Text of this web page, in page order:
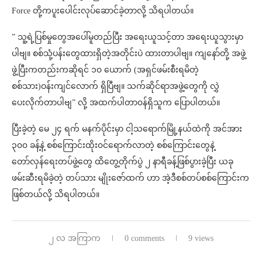
Force တို့ကပူးပေါင်းလုပ်ဆောင်ခဲ့တာလို့ သိရပါတယ်။
” သူ့ရဲ့ပြစ်မှုတွေအပေါ်မူတည်ပြီး အရေးယူသင့်တာ အရေးယူသွားမှာ
ပါဗျ။ စစ်သုံ့ပန်းတွေထားရှိတဲ့အတိုင်းပဲ ထားတာပါဗျ။ ကျနော်တို့ အဖွဲ့
ဖွဲ့ပြီးကတည်းကဆိုရင် ၁၀ ယောက် (အရှင်ဖမ်းစီးရမိတဲ့
စစ်သား)ဝန်းကျင်လောက် ရှိပြီဗျ။ သက်ဆိုင်ရာအဖွဲ့တွေကို လွှဲ
ပေးလိုက်တာပါဗျ” လို့ အထက်ပါတာ၀န်ရှိသူက ပြောပါတယ်။
ပြီးခဲ့တဲ့ မေ ၂၄ ရက် မနက်ပိုင်းမှာ ငါ့သရောက်မြို့နယ်ထဲကို အင်အား
၃၀၀ ခန့်နဲ့ စစ်ကြောင်းထိုး၀င်ရောက်လာတဲ့ စစ်ကြောင်းတွေနဲ့
တော်လှန်ရေးတပ်ဖွဲ့တွေ ထိတွေ့တိုက်ပွဲ ၂ နာရီခန့်ဖြစ်ပွားခဲ့ပြီး ယခု
ဖမ်းဆီးရမိခဲ့တဲ့ တပ်သား မျိုးဇော်ထက် ဟာ အဲ့ဒီစစ်တပ်စစ်ကြောင်းက
ဖြစ်တယ်လို့ သိရပါတယ်။
၂ လ အကြာက 0 comments 9 views